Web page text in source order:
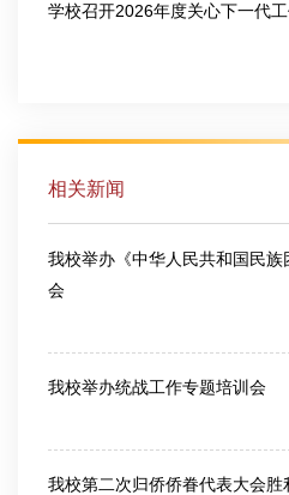
学校召开2026年度关心下一代
相关新闻
我校举办《中华人民共和国民
会
我校举办统战工作专题培训会
我校第二次归侨侨眷代表大会胜